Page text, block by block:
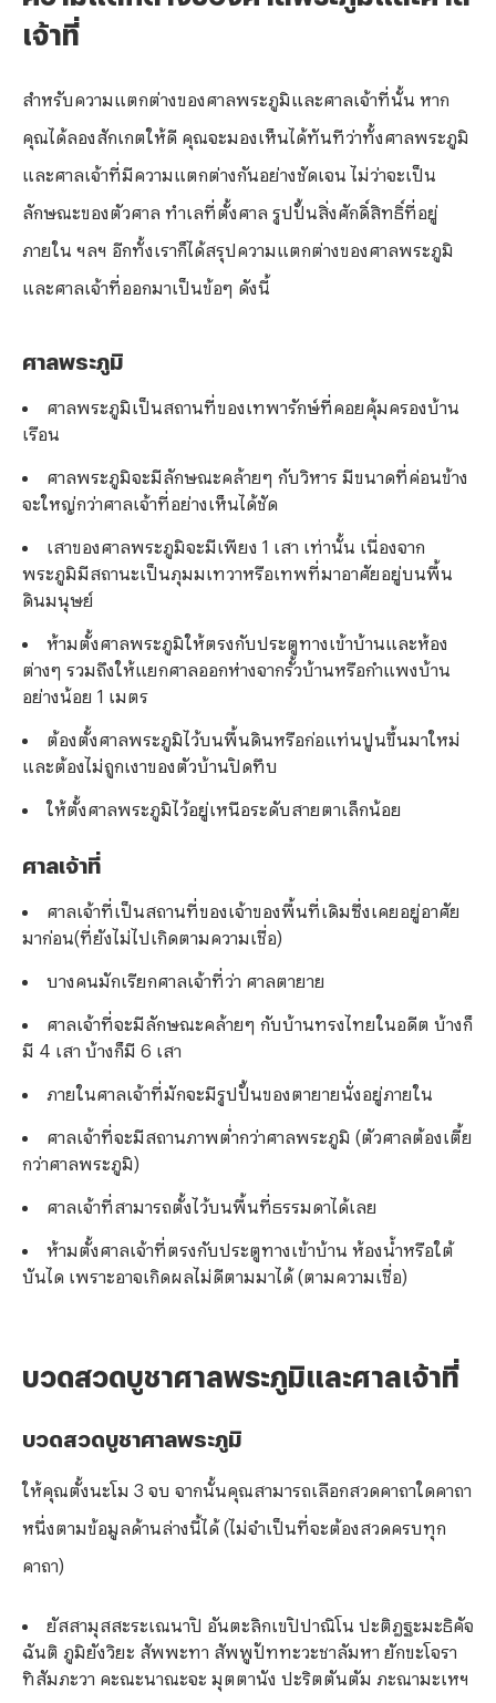
เจ้าที่
สำหรับความแตกต่างของศาลพระภูมิและศาลเจ้าที่นั้น หาก
คุณได้ลองสักเกตให้ดี คุณจะมองเห็นได้ทันทีว่าทั้งศาลพระภูมิ
และศาลเจ้าที่มีความแตกต่างกันอย่างชัดเจน ไม่ว่าจะเป็น
ลักษณะของตัวศาล ทำเลที่ตั้งศาล รูปปั้นสิ่งศักดิ์สิทธิ์ที่อยู่
ภายใน ฯลฯ อีกทั้งเราก็ได้สรุปความแตกต่างของศาลพระภูมิ
และศาลเจ้าที่ออกมาเป็นข้อๆ ดังนี้
ศาลพระภูมิ
ศาลพระภูมิเป็นสถานที่ของเทพารักษ์ที่คอยคุ้มครองบ้าน
เรือน
ศาลพระภูมิจะมีลักษณะคล้ายๆ กับวิหาร มีขนาดที่ค่อนข้าง
จะใหญ่กว่าศาลเจ้าที่อย่างเห็นได้ชัด
เสาของศาลพระภูมิจะมีเพียง 1 เสา เท่านั้น เนื่องจาก
พระภูมิมีสถานะเป็นภุมมเทวาหรือเทพที่มาอาศัยอยู่บนพื้น
ดินมนุษย์
ห้ามตั้งศาลพระภูมิให้ตรงกับประตูทางเข้าบ้านและห้อง
ต่างๆ รวมถึงให้แยกศาลออกห่างจากรั้วบ้านหรือกำแพงบ้าน
อย่างน้อย 1 เมตร
ต้องตั้งศาลพระภูมิไว้บนพื้นดินหรือก่อแท่นปูนขึ้นมาใหม่
และต้องไม่ถูกเงาของตัวบ้านปิดทึบ
ให้ตั้งศาลพระภูมิไว้อยู่เหนือระดับสายตาเล็กน้อย
ศาลเจ้าที่
ศาลเจ้าที่เป็นสถานที่ของเจ้าของพื้นที่เดิมซึ่งเคยอยู่อาศัย
มาก่อน(ที่ยังไม่ไปเกิดตามความเชื่อ)
บางคนมักเรียกศาลเจ้าที่ว่า ศาลตายาย
ศาลเจ้าที่จะมีลักษณะคล้ายๆ กับบ้านทรงไทยในอดีต บ้างก็
มี 4 เสา บ้างก็มี 6 เสา
ภายในศาลเจ้าที่มักจะมีรูปปั้นของตายายนั่งอยู่ภายใน
ศาลเจ้าที่จะมีสถานภาพต่ำกว่าศาลพระภูมิ (ตัวศาลต้องเตี้ย
กว่าศาลพระภูมิ)
ศาลเจ้าที่สามารถตั้งไว้บนพื้นที่ธรรมดาได้เลย
ห้ามตั้งศาลเจ้าที่ตรงกับประตูทางเข้าบ้าน ห้องน้ำหรือใต้
บันได เพราะอาจเกิดผลไม่ดีตามมาได้ (ตามความเชื่อ)
บวดสวดบูชาศาลพระภูมิและศาลเจ้าที่
บวดสวดบูชาศาลพระภูมิ
ให้คุณตั้งนะโม 3 จบ จากนั้นคุณสามารถเลือกสวดคาถาใดคาถา
หนึ่งตามข้อมูลด้านล่างนี้ได้ (ไม่จำเป็นที่จะต้องสวดครบทุก
คาถา)
ยัสสามุสสะระเณนาปิ อันตะลิกเขปิปาณิโน ปะติฎฐะมะธิคัจ
ฉันติ ภูมิยังวิยะ สัพพะทา สัพพูปัททะวะชาลัมหา ยักขะโจรา
ทิสัมภะวา คะณะนาณะจะ มุตตานัง ปะริตตันตัม ภะณามะเหฯ